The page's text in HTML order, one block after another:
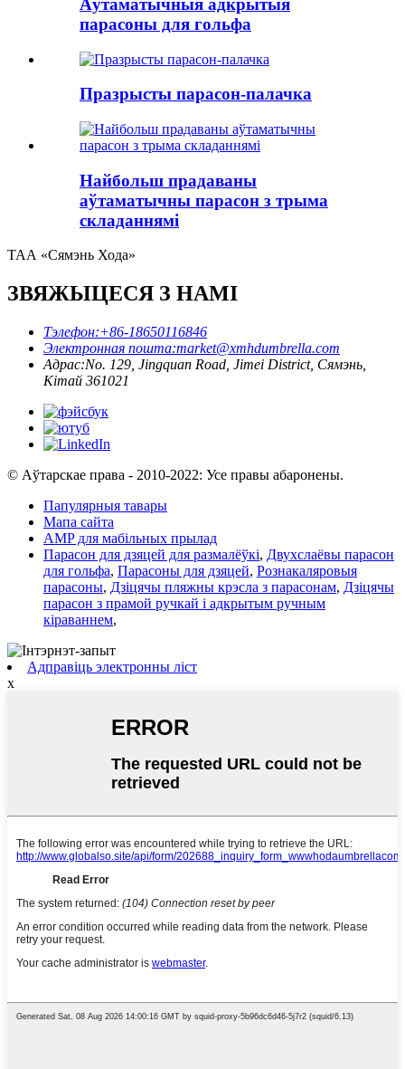
Аўтаматычныя адкрытыя
парасоны для гольфа
Празрысты парасон-палачка
Найбольш прадаваны
аўтаматычны парасон з трыма
складаннямі
ТАА «Сямэнь Хода»
ЗВЯЖЫЦЕСЯ З НАМІ
Тэлефон:+86-18650116846
Электронная пошта:market@xmhdumbrella.com
Адрас:No. 129, Jingquan Road, Jimei District, Сямэнь,
Кітай 361021
© Аўтарскае права - 2010-2022: Усе правы абаронены.
Папулярныя тавары
Мапа сайта
AMP для мабільных прылад
Парасон для дзяцей для размалёўкі, Двухслаёвы парасон
для гольфа, Парасоны для дзяцей, Рознакаляровыя
парасоны, Дзіцячы пляжны крэсла з парасонам, Дзіцячы
парасон з прамой ручкай і адкрытым ручным
кіраваннем,
Адправіць электронны ліст
x